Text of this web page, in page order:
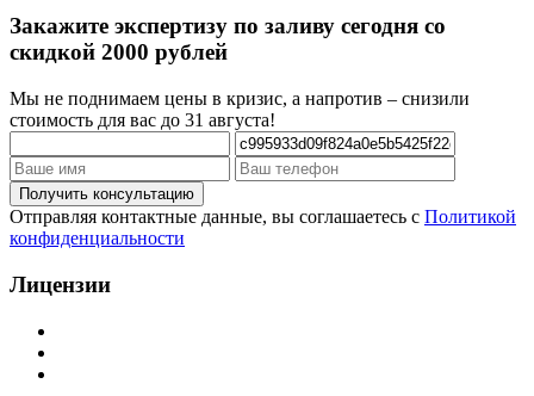
Закажите экспертизу по заливу сегодня со
скидкой 2000 рублей
Мы не поднимаем цены в кризис, а напротив – снизили
стоимость для вас до 31 августа!
Отправляя контактные данные, вы соглашаетесь с Политикой
конфиденциальности
Лицензии